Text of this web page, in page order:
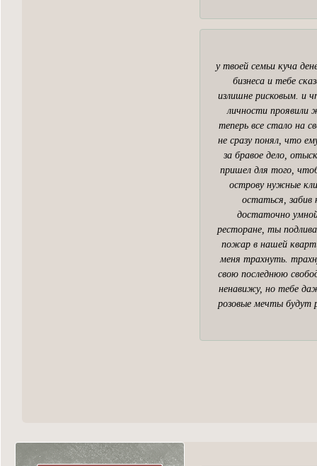
у твоей семьи куча
бизнеса и тебе
излишне рисковым. и
личности проявили
теперь все стало на
не сразу понял, что
за бравое дело,
пришел для того,
острову нужные
остаться, забив
достаточно
ресторане, ты
пожар в нашей
меня трахнуть.
свою последнюю
ненавижу, но тебе
розовые мечты будут